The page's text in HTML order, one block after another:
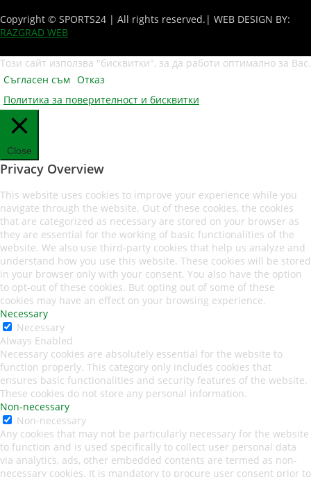
Copyright © SPORTS24 | All rights reserved. | WEB DESIGN BY:
RAZGRAD WEB
Този сайт използва "бисквитки", за да работи оптимално за Вас.
Съгласен съм Отказ
Политика за поверителност и бисквитки
Close
Privacy Overview
This website uses cookies to improve your experience while you
navigate through the website. Out of these cookies, the cookies
that are categorized as necessary are stored on your browser as
they are essential for the working of basic functionalities of the
website. We also use third-party cookies that help us analyze and
understand how you use this website. These cookies will be stored
in your browser only with your consent. You also have the option
to opt-out of these cookies. But opting out of some of these
cookies may have an effect on your browsing experience.
Necessary
Necessary
Always Enabled
Necessary cookies are absolutely essential for the website to
function properly. This category only includes cookies that
ensures basic functionalities and security features of the website.
These cookies do not store any personal information.
Non-necessary
Non-necessary
Any cookies that may not be particularly necessary for the website
to function and is used specifically to collect user personal data
via analytics, ads, other embedded contents are termed as non-
necessary cookies. It is mandatory to procure user consent prior to